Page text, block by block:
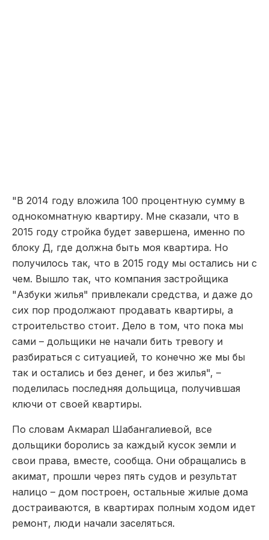
"В 2014 году вложила 100 процентную сумму в
однокомнатную квартиру. Мне сказали, что в
2015 году стройка будет завершена, именно по
блоку Д, где должна быть моя квартира. Но
получилось так, что в 2015 году мы остались ни с
чем. Вышло так, что компания застройщика
"Азбуки жилья" привлекали средства, и даже до
сих пор продолжают продавать квартиры, а
строительство стоит. Дело в том, что пока мы
сами – дольщики не начали бить тревогу и
разбираться с ситуацией, то конечно же мы бы
так и остались и без денег, и без жилья", –
поделилась последняя дольщица, получившая
ключи от своей квартиры.
По словам Акмарал Шабангалиевой, все
дольщики боролись за каждый кусок земли и
свои права, вместе, сообща. Они обращались в
акимат, прошли через пять судов и результат
налицо – дом построен, остальные жилые дома
достраиваются, в квартирах полным ходом идет
ремонт, люди начали заселяться.